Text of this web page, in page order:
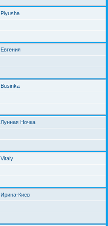
Plyusha
Евгения
Businka
Лунная Ночка
Vitaly
Ирина-Киев